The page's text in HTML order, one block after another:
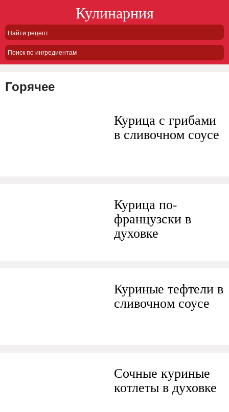
Кулинарния
Поиск по ингредиентам
Горячее
Курица с грибами
в сливочном соусе
Курица по-
французски в
духовке
Куриные тефтели в
сливочном соусе
Сочные куриные
котлеты в духовке